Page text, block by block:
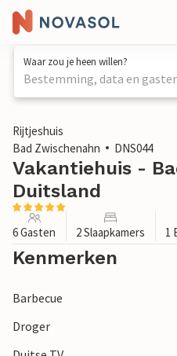
Waar zou je heen willen?
Bestemming, data en
1 / 1
Rijtjeshuis
Bad Zwischenahn
DNS044
Vakantiehuis -
Duitsland
6 Gasten 2 Slaapkamers 1
Kenmerken
Barbecue
Droger